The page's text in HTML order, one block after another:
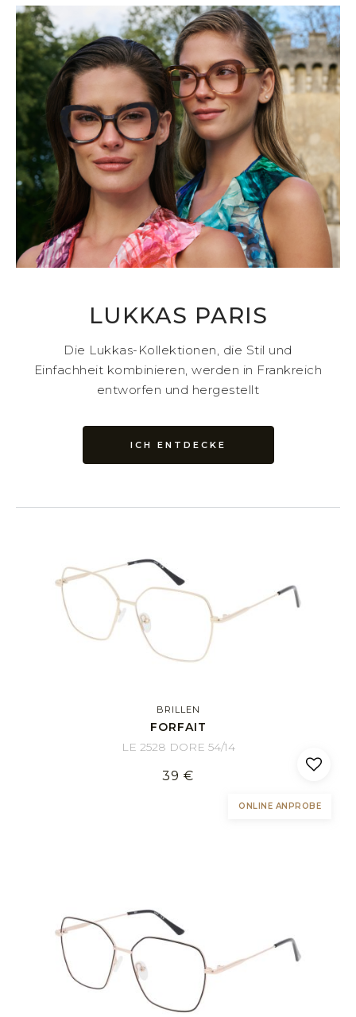
LUKKAS PARIS
Die Lukkas-Kollektionen, die Stil und
Einfachheit kombinieren, werden in Frankreich
entworfen und hergestellt
ICH ENTDECKE
BRILLEN
FORFAIT
LE 2528 DORE 54/14
39 €
ONLINE ANPROBE